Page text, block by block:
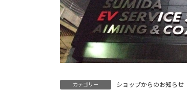
カテゴリー ショップからのお知らせ